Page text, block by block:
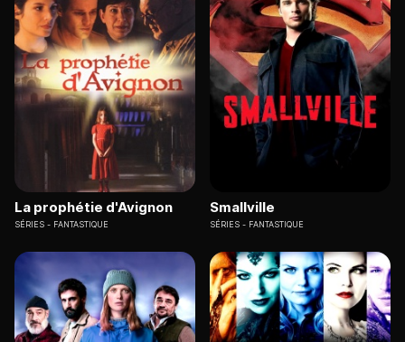
La prophétie d'Avignon
SÉRIES FANTASTIQUE
Smallville
SÉRIES FANTASTIQUE